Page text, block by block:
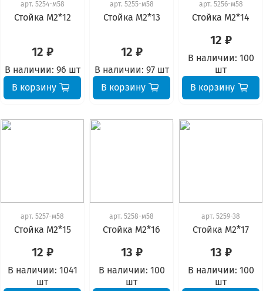
арт. 5254-м58
Стойка М2*12
12 ₽
В наличии: 96 шт
В корзину
арт. 5255-м58
Стойка М2*13
12 ₽
В наличии: 97 шт
В корзину
арт. 5256-м58
Стойка М2*14
12 ₽
В наличии: 100
шт
В корзину
арт. 5257-м58
Стойка М2*15
12 ₽
В наличии: 1041
шт
арт. 5258-м58
Стойка М2*16
13 ₽
В наличии: 100
шт
арт. 5259-38
Стойка М2*17
13 ₽
В наличии: 100
шт